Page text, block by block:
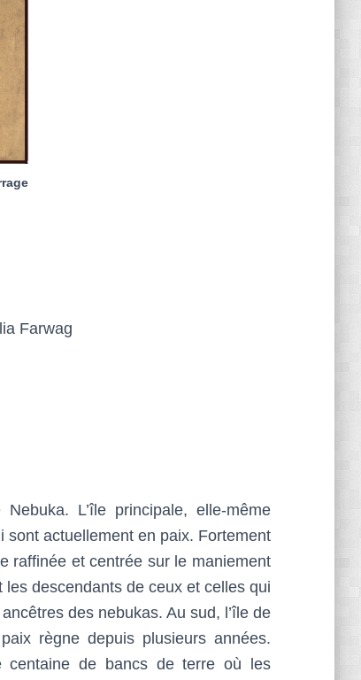
Farwag
L’île principale, elle-même
actuellement en paix. Fortement
raffinée et centrée sur le maniement
descendants de ceux et celles qui
des nebukas. Au sud, l’île de
règne depuis plusieurs années.
centaine de bancs de terre où les